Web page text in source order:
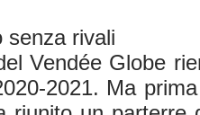
senza rivali
Vendée Globe
2021. Ma